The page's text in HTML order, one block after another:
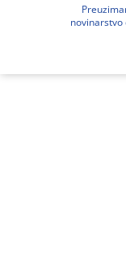
novinarstvo